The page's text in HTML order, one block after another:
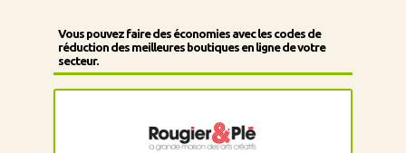
Vous pouvez faire des économies avec les codes de
réduction des meilleures boutiques en ligne de votre
secteur.